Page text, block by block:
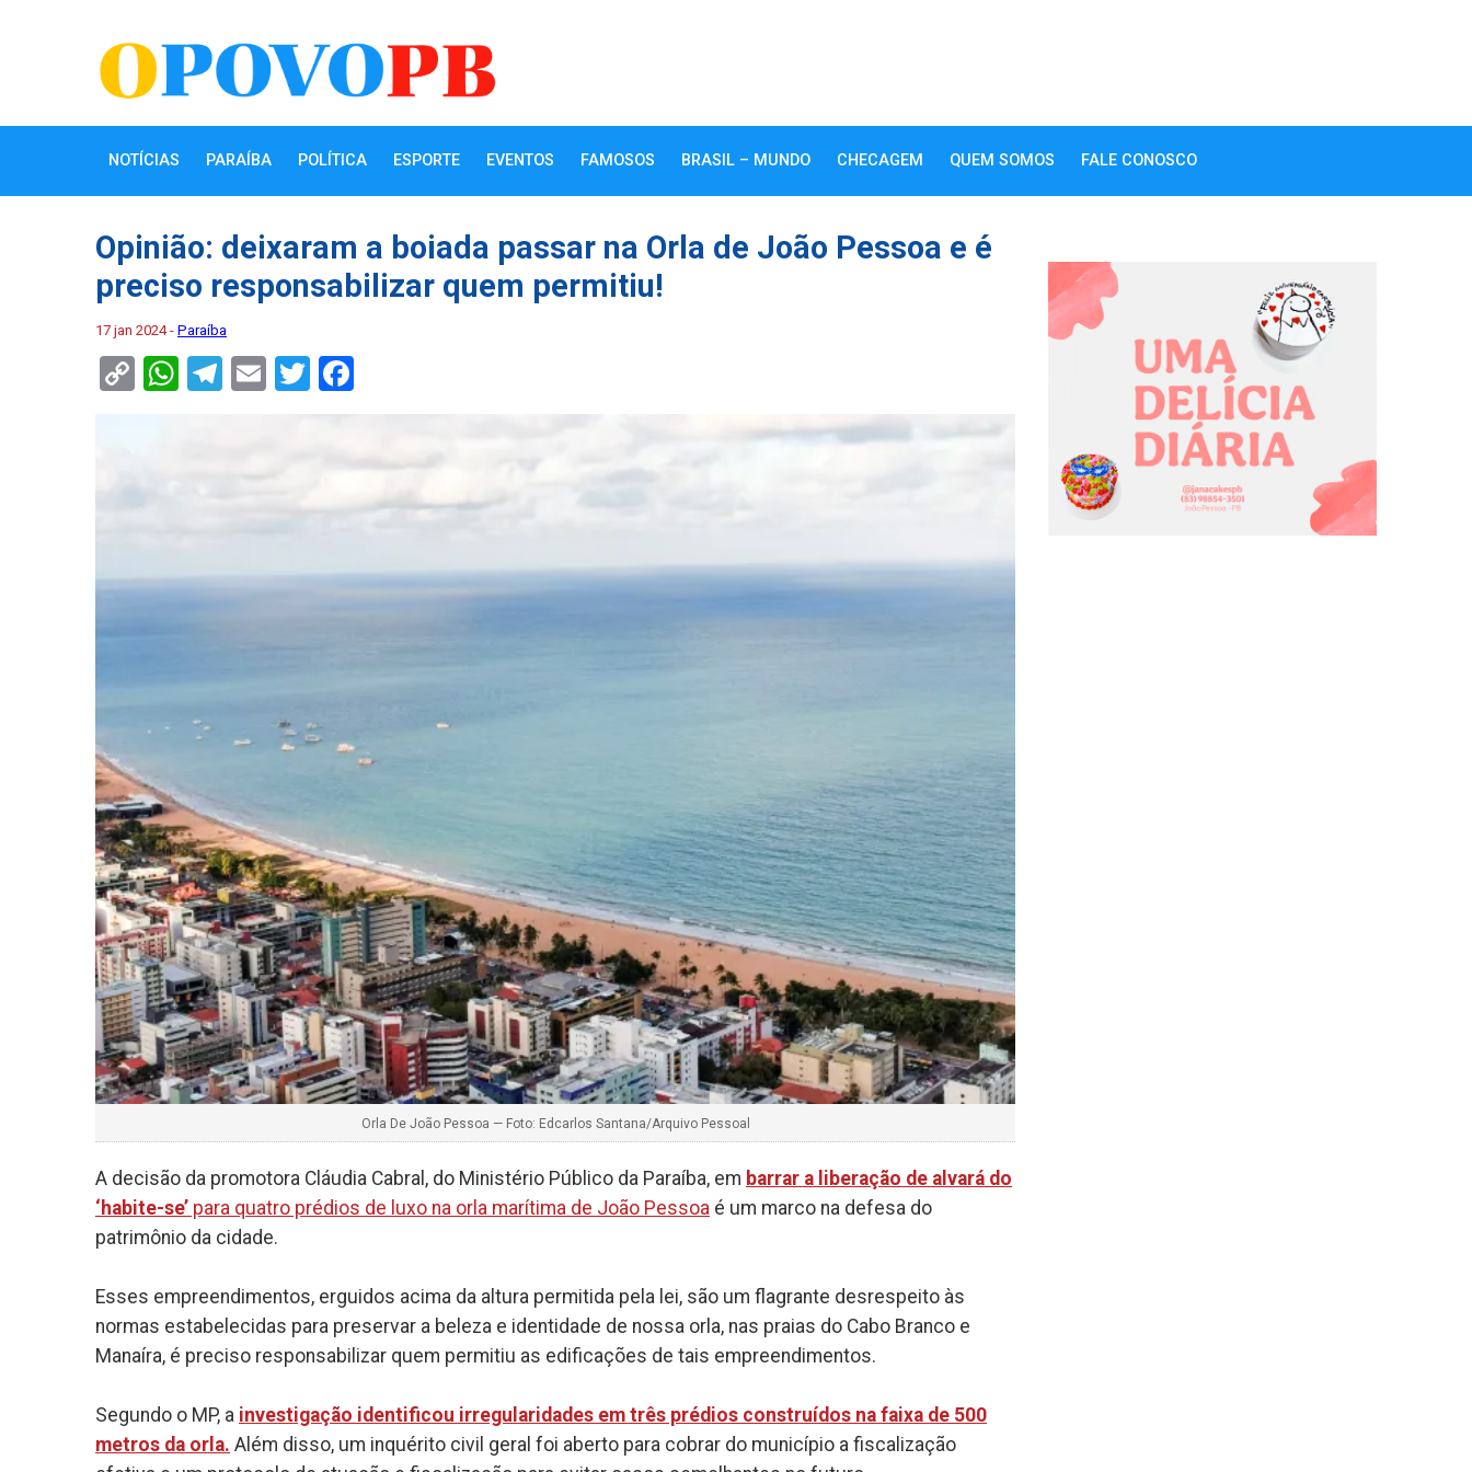
NOTÍCIAS PARAÍBA POLÍTICA ESPORTE EVENTOS FAMOSOS BRASIL – MUNDO CHECAGEM QUEM SOMOS FALE CONOSCO
Opinião: deixaram a boiada passar na Orla de João Pessoa e é
preciso responsabilizar quem permitiu!
17 jan 2024 - Paraíba
CopyWhatsApp
Telegram
EmailTwitter
Orla De João Pessoa — Foto: Edcarlos Santana/Arquivo Pessoal
A decisão da promotora Cláudia Cabral, do Ministério Público da Paraíba, em barrar a liberação de alvará do
‘habite-se’ para quatro prédios de luxo na orla marítima de João Pessoa é um marco na defesa do
patrimônio da cidade.
Esses empreendimentos, erguidos acima da altura permitida pela lei, são um flagrante desrespeito às
normas estabelecidas para preservar a beleza e identidade de nossa orla, nas praias do Cabo Branco e
Manaíra, é preciso responsabilizar quem permitiu as edificações de tais empreendimentos.
Segundo o MP, a investigação identificou irregularidades em três prédios construídos na faixa de 500
metros da orla. Além disso, um inquérito civil geral foi aberto para cobrar do município a fiscalização